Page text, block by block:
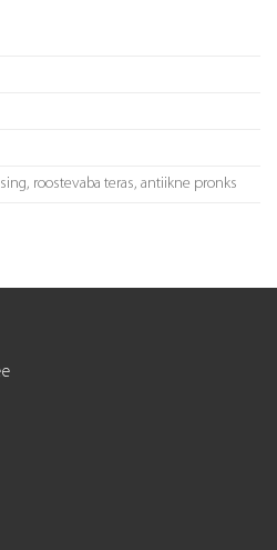
roostevaba teras, antiikne pronks